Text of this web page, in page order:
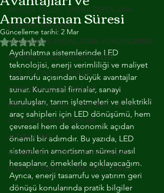
AKÜLER- PİLLER - ENERJİ DEPOLAMA
ELEKTRİK MALZEME
ACİL DURUM AYDINLATMA-YÖNLENDİRME
YANGIN ALGILAMA SİSTEMLERİ
ACİL ANONS SİSTEMLERİ
TOPRAKLAMA SİSTEMLERİ
PROFESYONEL SES, GÖRÜNTÜ VE IŞIK
OTOMASYON SİSTEMLERİ
AYDINLATMA
ALUMINYUM MODUL VE KANALLAR
ELEKTRİK MEKANİK PROJELENDİRME
Amortisman Süresi
Güncelleme tarihi: 2 Mar
5 üzerinden NaN yıldız
Aydınlatma sistemlerinde LED
teknolojisi, enerji verimliliği ve maliyet
tasarrufu açısından büyük avantajlar
sunar. Kurumsal firmalar, sanayi
kuruluşları, tarım işletmeleri ve elektrikli
araç sahipleri için LED dönüşümü, hem
çevresel hem de ekonomik açıdan
önemli bir adımdır. Bu yazıda, LED
sistemlerin amortisman süresi nasıl
hesaplanır, örneklerle açıklayacağım.
Ayrıca, enerji tasarrufu ve yatırım geri
dönüşü konularında pratik bilgiler